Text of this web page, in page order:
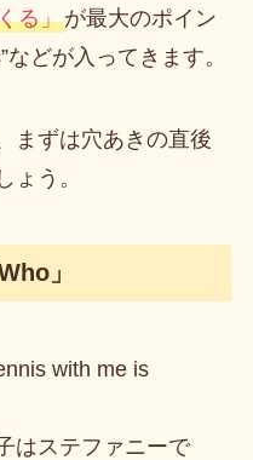
る」が最大のポイン
などが入ってきます。
まずは穴あきの直後
ょう。
」
with me is
はステファニーで